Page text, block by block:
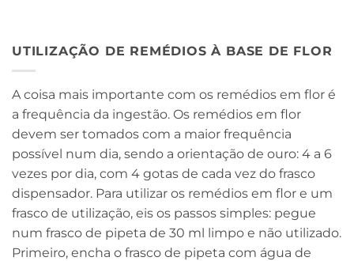
UTILIZAÇÃO DE REMÉDIOS À BASE DE FLOR
A coisa mais importante com os remédios em flor é
a frequência da ingestão. Os remédios em flor
devem ser tomados com a maior frequência
possível num dia, sendo a orientação de ouro: 4 a 6
vezes por dia, com 4 gotas de cada vez do frasco
dispensador. Para utilizar os remédios em flor e um
frasco de utilização, eis os passos simples: pegue
num frasco de pipeta de 30 ml limpo e não utilizado.
Primeiro, encha o frasco de pipeta com água de